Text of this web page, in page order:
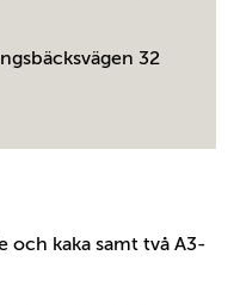
32
och kaka samt två A3-